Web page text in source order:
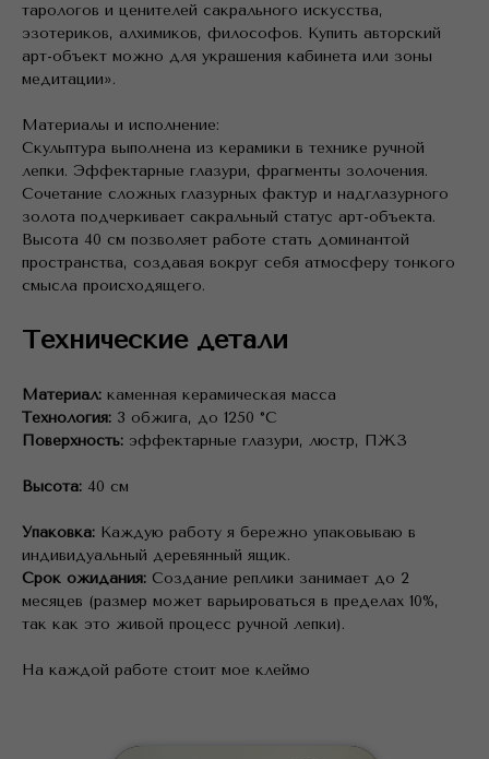
тарологов и ценителей сакрального искусства,
эзотериков, алхимиков, философов. Купить авторский
арт-объект можно для украшения кабинета или зоны
медитации».
Материалы и исполнение:
Скульптура выполнена из керамики в технике ручной
лепки. Эффектарные глазури, фрагменты золочения.
Сочетание сложных глазурных фактур и надглазурного
золота подчеркивает сакральный статус арт-объекта.
Высота 40 см позволяет работе стать доминантой
пространства, создавая вокруг себя атмосферу тонкого
смысла происходящего.
Технические детали
Материал: каменная керамическая масса
Технология: 3 обжига, до 1250 °C
Поверхность: эффектарные глазури, люстр, ПЖЗ
Высота: 40 см
Упаковка: Каждую работу я бережно упаковываю в
индивидуальный деревянный ящик.
Срок ожидания: Создание реплики занимает до 2
месяцев (размер может варьироваться в пределах 10%,
так как это живой процесс ручной лепки).
На каждой работе стоит мое клеймо